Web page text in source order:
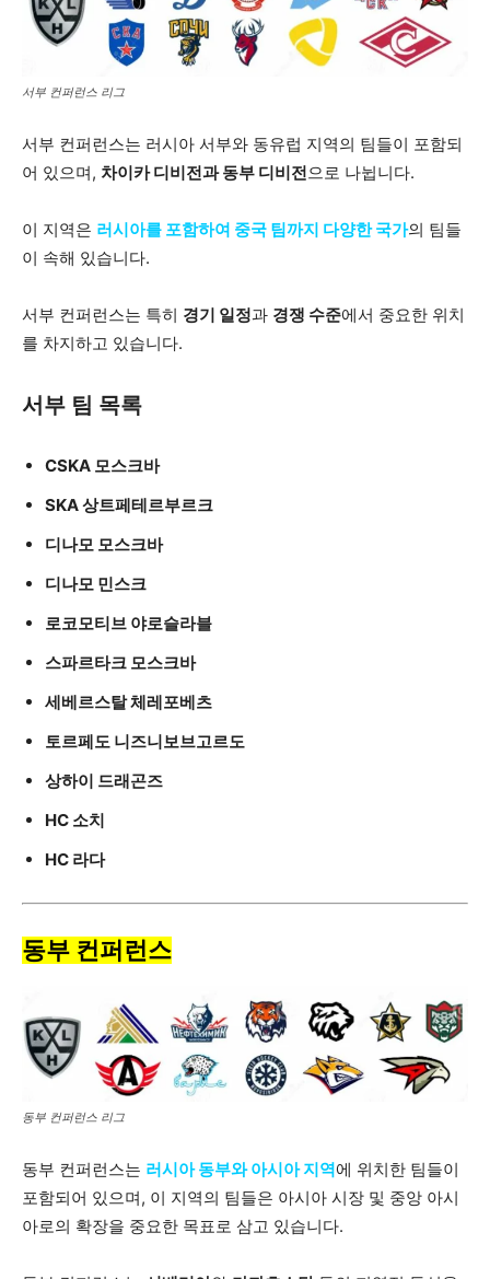
서부 컨퍼런스 리그
서부 컨퍼런스는 러시아 서부와 동유럽 지역의 팀들이 포함되
어 있으며, 차이카 디비전과 동부 디비전으로 나뉩니다.
이 지역은 러시아를 포함하여 중국 팀까지 다양한 국가의 팀들
이 속해 있습니다.
서부 컨퍼런스는 특히 경기 일정과 경쟁 수준에서 중요한 위치
를 차지하고 있습니다.
서부 팀 목록
CSKA 모스크바
SKA 상트페테르부르크
디나모 모스크바
디나모 민스크
로코모티브 야로슬라블
스파르타크 모스크바
세베르스탈 체레포베츠
토르페도 니즈니보브고르도
상하이 드래곤즈
HC 소치
HC 라다
동부 컨퍼런스
동부 컨퍼런스 리그
동부 컨퍼런스는 러시아 동부와 아시아 지역에 위치한 팀들이
포함되어 있으며, 이 지역의 팀들은 아시아 시장 및 중앙 아시
아로의 확장을 중요한 목표로 삼고 있습니다.